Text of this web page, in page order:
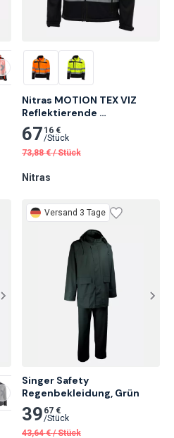
Nitras MOTION TEX VIZ
Reflektierende
Softshelljacke, Neongelb
67 16 €
/Stück
73,88 € /Stück
Nitras
Versand 3 Tage
Singer Safety
Regenbekleidung, Grün
39 67 €
/Stück
43,64 € /Stück